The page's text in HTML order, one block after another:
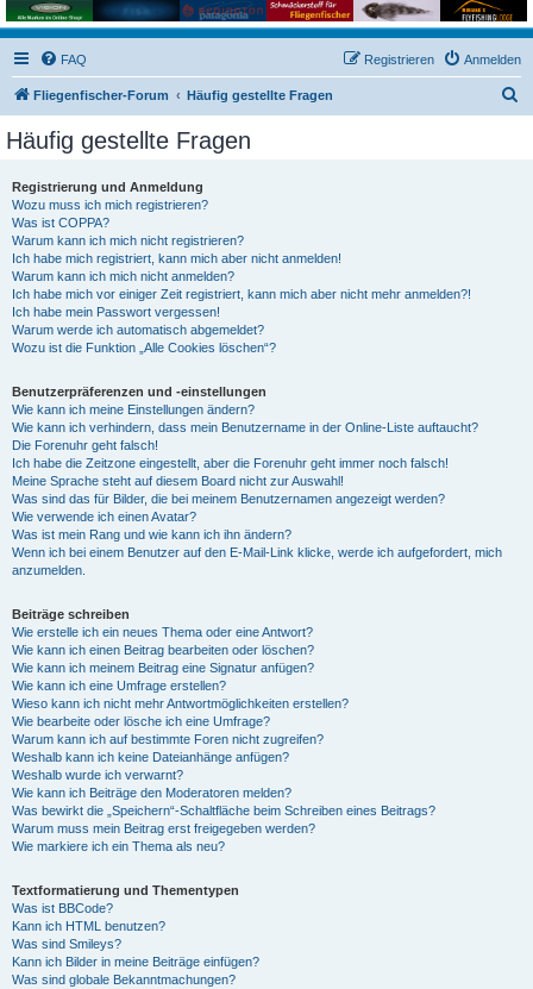
FAQ Anmelden
Registrieren
Fliegenfischer-Forum Häufig gestellte Fragen
Häufig gestellte Fragen
Registrierung und Anmeldung
Wozu muss ich mich registrieren?
Was ist COPPA?
Warum kann ich mich nicht registrieren?
Ich habe mich registriert, kann mich aber nicht anmelden!
Warum kann ich mich nicht anmelden?
Ich habe mich vor einiger Zeit registriert, kann mich aber nicht mehr anmelden?!
Ich habe mein Passwort vergessen!
Warum werde ich automatisch abgemeldet?
Wozu ist die Funktion „Alle Cookies löschen“?
Benutzerpräferenzen und -einstellungen
Wie kann ich meine Einstellungen ändern?
Wie kann ich verhindern, dass mein Benutzername in der Online-Liste auftaucht?
Die Forenuhr geht falsch!
Ich habe die Zeitzone eingestellt, aber die Forenuhr geht immer noch falsch!
Meine Sprache steht auf diesem Board nicht zur Auswahl!
Was sind das für Bilder, die bei meinem Benutzernamen angezeigt werden?
Wie verwende ich einen Avatar?
Was ist mein Rang und wie kann ich ihn ändern?
Wenn ich bei einem Benutzer auf den E-Mail-Link klicke, werde ich aufgefordert, mich
anzumelden.
Beiträge schreiben
Wie erstelle ich ein neues Thema oder eine Antwort?
Wie kann ich einen Beitrag bearbeiten oder löschen?
Wie kann ich meinem Beitrag eine Signatur anfügen?
Wie kann ich eine Umfrage erstellen?
Wieso kann ich nicht mehr Antwortmöglichkeiten erstellen?
Wie bearbeite oder lösche ich eine Umfrage?
Warum kann ich auf bestimmte Foren nicht zugreifen?
Weshalb kann ich keine Dateianhänge anfügen?
Weshalb wurde ich verwarnt?
Wie kann ich Beiträge den Moderatoren melden?
Was bewirkt die „Speichern“-Schaltfläche beim Schreiben eines Beitrags?
Warum muss mein Beitrag erst freigegeben werden?
Wie markiere ich ein Thema als neu?
Textformatierung und Thementypen
Was ist BBCode?
Kann ich HTML benutzen?
Was sind Smileys?
Kann ich Bilder in meine Beiträge einfügen?
Was sind globale Bekanntmachungen?